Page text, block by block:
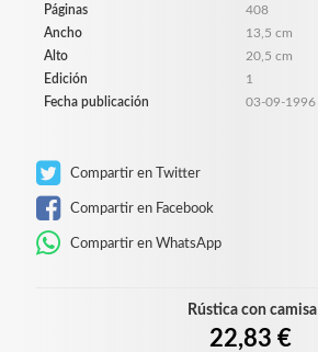
Páginas
408
Ancho
13,5 cm
Alto
20,5 cm
Edición
1
Fecha publicación
03-09-1996
Compartir en Twitter
Compartir en Facebook
Compartir en WhatsApp
Rústica con camisa
22,83 €